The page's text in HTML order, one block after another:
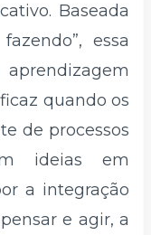
Baseada
essa
quando os
de processos
ideias em
a integração
e agir, a